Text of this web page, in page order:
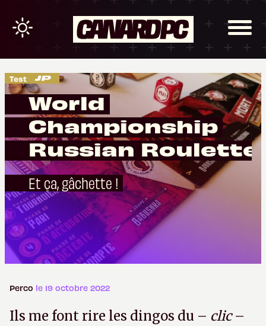
Test
World
Championship
Russian Roulette
Et ça, gâchette !
Perco le 19 octobre 2022
Ils me font rire les dingos du – clic–